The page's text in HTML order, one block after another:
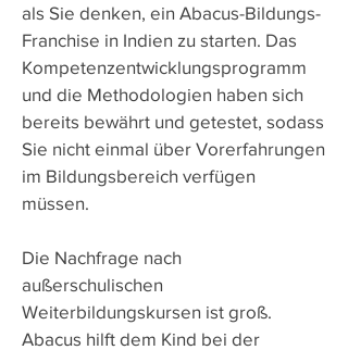
als Sie denken, ein Abacus-Bildungs-
Franchise in Indien zu starten. Das
Kompetenzentwicklungsprogramm
und die Methodologien haben sich
bereits bewährt und getestet, sodass
Sie nicht einmal über Vorerfahrungen
im Bildungsbereich verfügen
müssen.
Die Nachfrage nach
außerschulischen
Weiterbildungskursen ist groß.
Abacus hilft dem Kind bei der